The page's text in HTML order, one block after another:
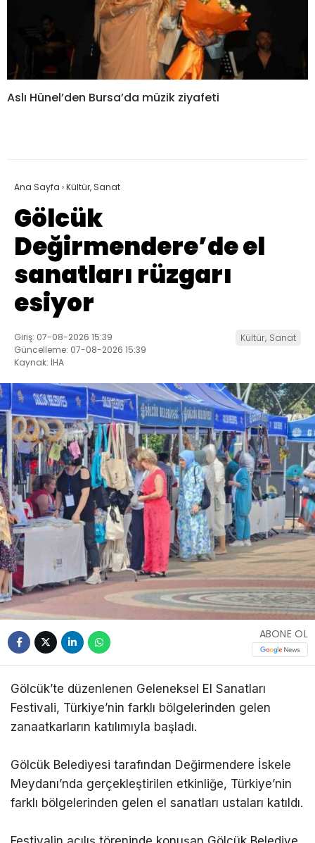
Aslı Hünel’den Bursa’da müzik ziyafeti
Ana Sayfa ›Kültür, Sanat
Gölcük
Değirmendere’de el
sanatları rüzgarı
esiyor
Giriş: 07-08-2026 15:39
Güncelleme: 07-08-2026 15:39
Kaynak: İHA
Kültür, Sanat
ABONE OL
Gölcük’te düzenlenen Geleneksel El Sanatları
Festivali, Türkiye’nin farklı bölgelerinden gelen
zanaatkarların katılımıyla başladı.
Gölcük Belediyesi tarafından Değirmendere İskele
Meydanı’nda gerçekleştirilen etkinliğe, Türkiye’nin
farklı bölgelerinden gelen el sanatları ustaları katıldı.